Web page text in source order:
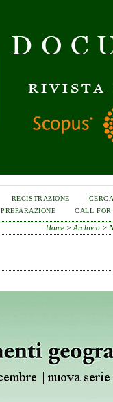
REGISTRAZIONE
PREPARAZIONE
CALL FOR
Home >Archivio >